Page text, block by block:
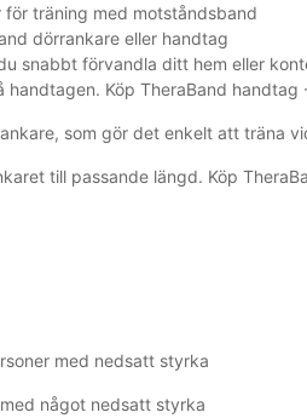
träning med motståndsband
dörrankare eller handtag
snabbt förvandla ditt hem eller
Köp TheraBand handtag
som gör det enkelt att träna
till passande längd. Köp
med nedsatt styrka
något nedsatt styrka